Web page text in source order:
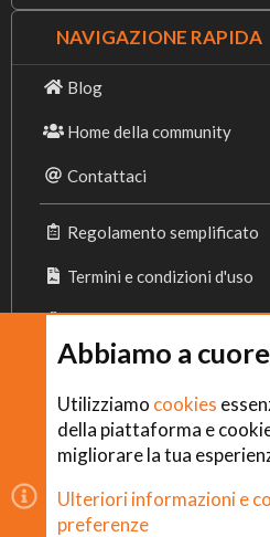
NAVIGAZIONE RAPIDA
Blog
Home della community
Contattaci
Regolamento semplificato
Termini e condizioni d'uso
Privacy Policy
Cookies
Copyright © CHEFS.0 Training
È vietata la riproduzione non
Abbiamo a
Utilizziamo cookies
della piattaforma e
migliorare la tua
Ulteriori informazioni e
preferenze